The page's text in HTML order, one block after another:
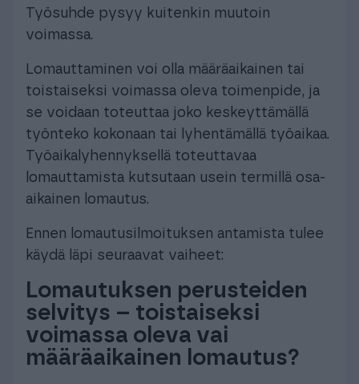
Työsuhde pysyy kuitenkin muutoin
voimassa.
Lomauttaminen voi olla määräaikainen tai
toistaiseksi voimassa oleva toimenpide, ja
se voidaan toteuttaa joko keskeyttämällä
työnteko kokonaan tai lyhentämällä työaikaa.
Työaikalyhennyksellä toteuttavaa
lomauttamista kutsutaan usein termillä osa-
aikainen lomautus.
Ennen lomautusilmoituksen antamista tulee
käydä läpi seuraavat vaiheet:
Lomautuksen perusteiden
selvitys – toistaiseksi
voimassa oleva vai
määräaikainen lomautus?